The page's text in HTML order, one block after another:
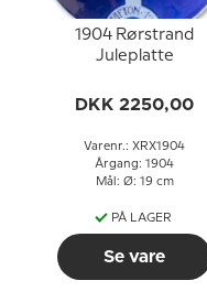
1904 Rørstrand
Juleplatte
DKK 2250,00
Varenr.: XRX1904
Årgang: 1904
Mål: Ø: 19 cm
PÅ LAGER
Se vare